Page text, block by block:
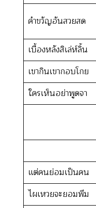
คำขวัญอันสวยสด
เบื้องหลังสิเล่ห์ลิ้น
เขากินเขากอบโกย
ใครเห็นอย่าพูดจา
แต่คนย่อมเป็นคน
ไผเหวยจะยอมพึม